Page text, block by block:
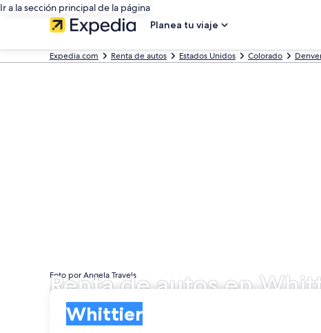
Ir a la sección principal de la página
Planea tu viaje
Expedia.com Renta de autos Estados Unidos Colorado
Renta de autos en
Busca y compara entre arrendadoras de
Foto por Angela Travels
Entrega
Whittier
Entrega